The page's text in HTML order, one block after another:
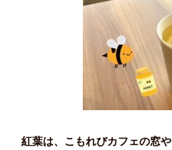
紅葉は、こもれびカフェの窓や